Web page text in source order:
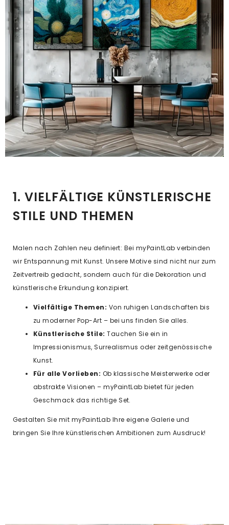
1. VIELFÄLTIGE KÜNSTLERISCHE
STILE UND THEMEN
Malen nach Zahlen neu definiert: Bei myPaintLab verbinden
wir Entspannung mit Kunst. Unsere Motive sind nicht nur zum
Zeitvertreib gedacht, sondern auch für die Dekoration und
künstlerische Erkundung konzipiert.
Vielfältige Themen: Von ruhigen Landschaften bis
zu moderner Pop-Art – bei uns finden Sie alles.
Künstlerische Stile: Tauchen Sie ein in
Impressionismus, Surrealismus oder zeitgenössische
Kunst.
Für alle Vorlieben: Ob klassische Meisterwerke oder
abstrakte Visionen – myPaintLab bietet für jeden
Geschmack das richtige Set.
Gestalten Sie mit myPaintLab Ihre eigene Galerie und
bringen Sie Ihre künstlerischen Ambitionen zum Ausdruck!